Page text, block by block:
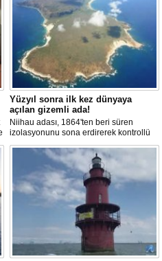
Yüzyıl sonra ilk kez dünyaya
açılan gizemli ada!
Niihau adası, 1864'ten beri süren
izolasyonunu sona erdirerek kontrollü
turist ziyaretlerine açıldı. Ada sakinleri,
modern teknolojiden uzak, katı
kurallarla dolu bir yaşam sürdürüyor.